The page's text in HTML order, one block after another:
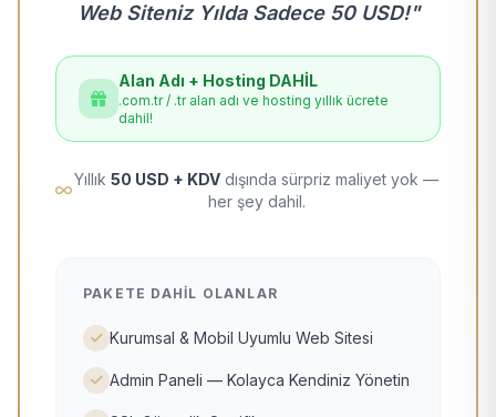
Web Siteniz Yılda Sadece 50 USD!"
Alan Adı + Hosting DAHİL
.com.tr / .tr alan adı ve hosting yıllık ücrete
dahil!
Yıllık 50 USD + KDV dışında sürpriz maliyet yok —
her şey dahil.
PAKETE DAHIL OLANLAR
Kurumsal & Mobil Uyumlu Web Sitesi
Admin Paneli — Kolayca Kendiniz Yönetin